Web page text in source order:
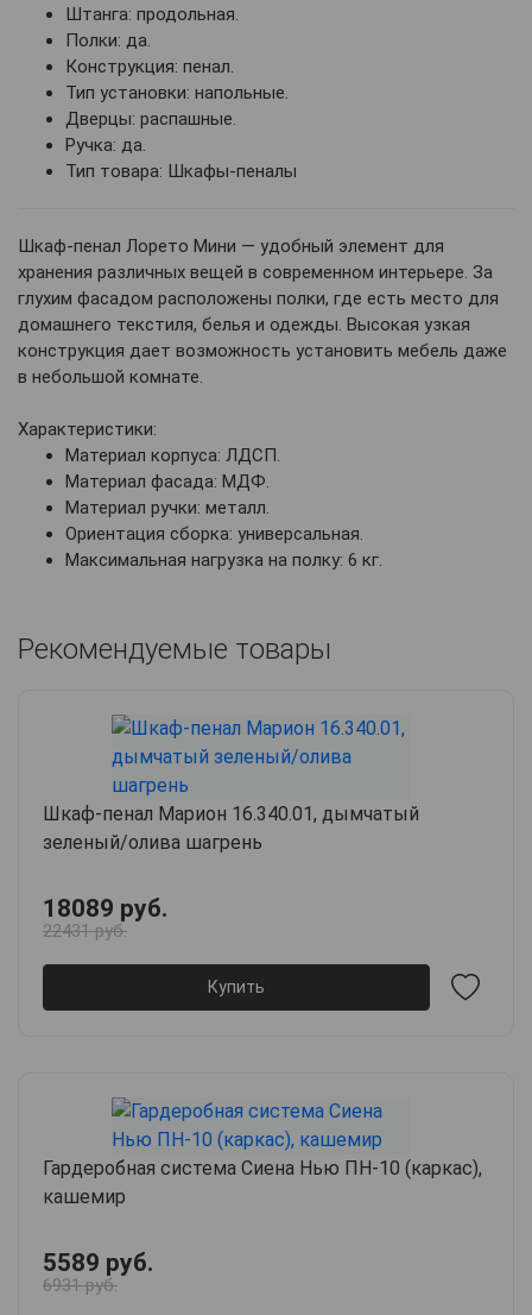
Штанга: продольная.
Полки: да.
Конструкция: пенал.
Тип установки: напольные.
Дверцы: распашные.
Ручка: да.
Тип товара: Шкафы-пеналы
Шкаф-пенал Лорето Мини — удобный элемент для
хранения различных вещей в современном интерьере. За
глухим фасадом расположены полки, где есть место для
домашнего текстиля, белья и одежды. Высокая узкая
конструкция дает возможность установить мебель даже
в небольшой комнате.
Характеристики:
Материал корпуса: ЛДСП.
Материал фасада: МДФ.
Материал ручки: металл.
Ориентация сборка: универсальная.
Максимальная нагрузка на полку: 6 кг.
Рекомендуемые товары
Шкаф-пенал Марион 16.340.01, дымчатый
зеленый/олива шагрень
18089 руб.
22431 руб.
Купить
Гардеробная система Сиена Нью ПН-10 (каркас),
кашемир
5589 руб.
6931 руб.